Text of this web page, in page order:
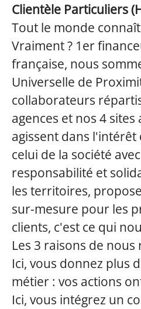
Clientèle Particuliers
Tout le monde
Vraiment ? 1er
française, nous
Universelle de
collaborateurs
agences et nos 4
agissent dans l'intérêt
celui de la société
responsabilité et
les territoires,
sur-mesure pour les
clients, c'est ce qui
Les 3 raisons de nous
Ici, vous donnez plus
métier : vos actions
Ici, vous intégrez un